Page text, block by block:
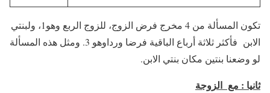
تكون المسألة من 4 مخرج فرض الزوج، للزوج الربع وهو1، ولبنتي
الابن فأكثر ثلاثة أرباع الباقية فرضا ورداوهو 3. ومثل هذه المسألة
لو وضعنا بنتين مكان بنتي الابن.
ثانيا : مع الزوجة